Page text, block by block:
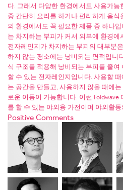
다. 그래서 다양한 환경에서도 사용가
중 간단히 요리를 하거나 편리하게 음
의 환경에서도 꼭 필요한 제품 중 하나
는 차지하는 부피가 커서 외부에 환경
전자레인지가 차지하는 부피의 대부분
하지 않는 평소에는 낭비되는 면적입니
식 구조를 적용해 낭비되는 부피를 줄
할 수 있는 전자레인지입니다. 사용할
는 공간을 만들고, 사용하지 않을 때에
로운 이동이 가능합니다. 이런
를 할 수 있는 야외용 가전이며 야외활
Positive Comments